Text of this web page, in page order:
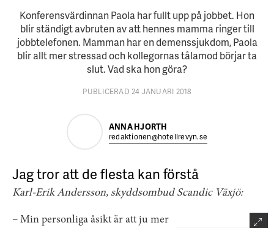
Konferensvärdinnan Paola har fullt upp på jobbet. Hon
blir ständigt avbruten av att hennes mamma ringer till
jobbtelefonen. Mamman har en demenssjukdom, Paola
blir allt mer stressad och kollegornas tålamod börjar ta
slut. Vad ska hon göra?
PUBLICERAD 24 JANUARI 2018
ANNA HJORTH
redaktionen@hotellrevyn.se
Jag tror att de flesta kan förstå
Karl-Erik Andersson, skyddsombud Scandic Växjö:
– Min personliga åsikt är att ju mer